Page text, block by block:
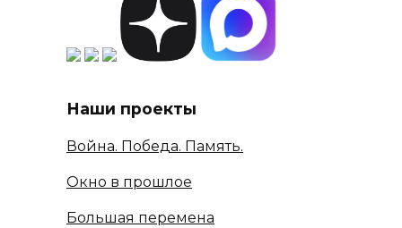
Наши проекты
Война. Победа. Память.
Окно в прошлое
Большая перемена